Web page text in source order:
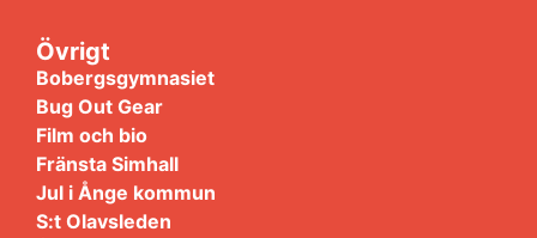
Övrigt
Bobergsgymnasiet
Bug Out Gear
Film och bio
Fränsta Simhall
Jul i Ånge kommun
S:t Olavsleden